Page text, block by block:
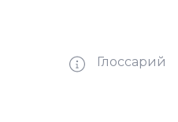
Глоссарий